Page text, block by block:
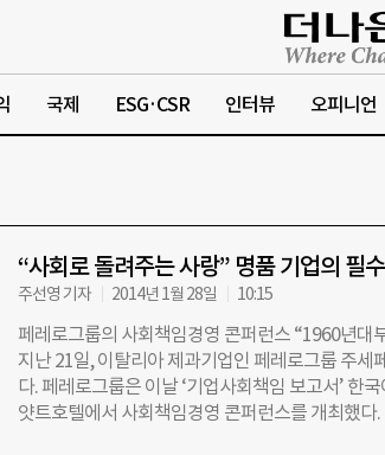
국제 ESG·CSR 인터뷰 오피니언
“사회로 돌려주는 사랑” 명품 기업의 필
주선영 기자 2014년 1월 28일 10:15
페레로그룹의 사회책임경영 콘퍼런스 “1960년대
지난 21일, 이탈리아 제과기업인 페레로그룹 주세
다. 페레로그룹은 이날 ‘기업사회책임 보고서’ 한
얏트호텔에서 사회책임경영 콘퍼런스를 개최했